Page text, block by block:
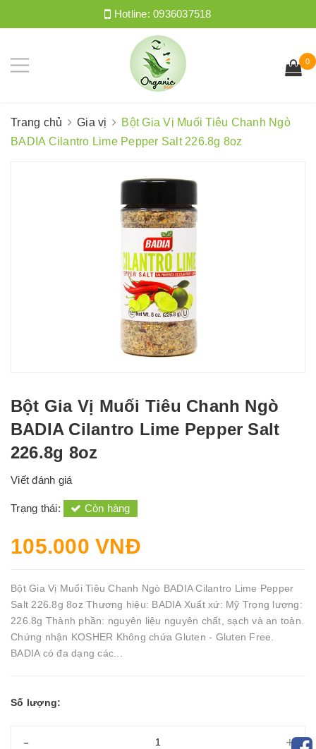
Hotline:0936037518
0
Trang chủ Gia vị
Bột Gia Vị Muối Tiêu Chanh Ngò
BADIA Cilantro Lime Pepper Salt 226.8g 8oz
Bột Gia Vị Muối Tiêu Chanh Ngò
BADIA Cilantro Lime Pepper Salt
226.8g 8oz
Viết đánh giá
Trạng thái: Còn hàng
105.000 VNĐ
Bột Gia Vị Muối Tiêu Chanh Ngò BADIA Cilantro Lime Pepper
Salt 226.8g 8oz Thương hiệu: BADIA Xuất xứ: Mỹ Trọng lượng:
226.8g Thành phần: nguyên liệu nguyên chất, sạch và an toàn.
Chứng nhận KOSHER Không chứa Gluten - Gluten Free.
BADIA có đa dạng các...
Số lượng:
- +